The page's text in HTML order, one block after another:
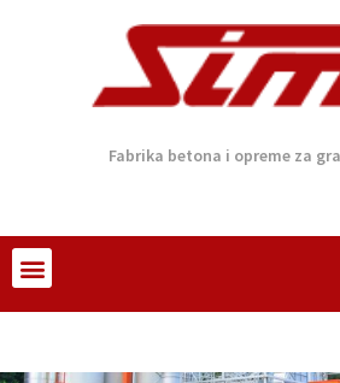
Fabrika betona i opreme za